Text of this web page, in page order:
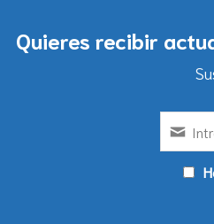
Quieres recibir